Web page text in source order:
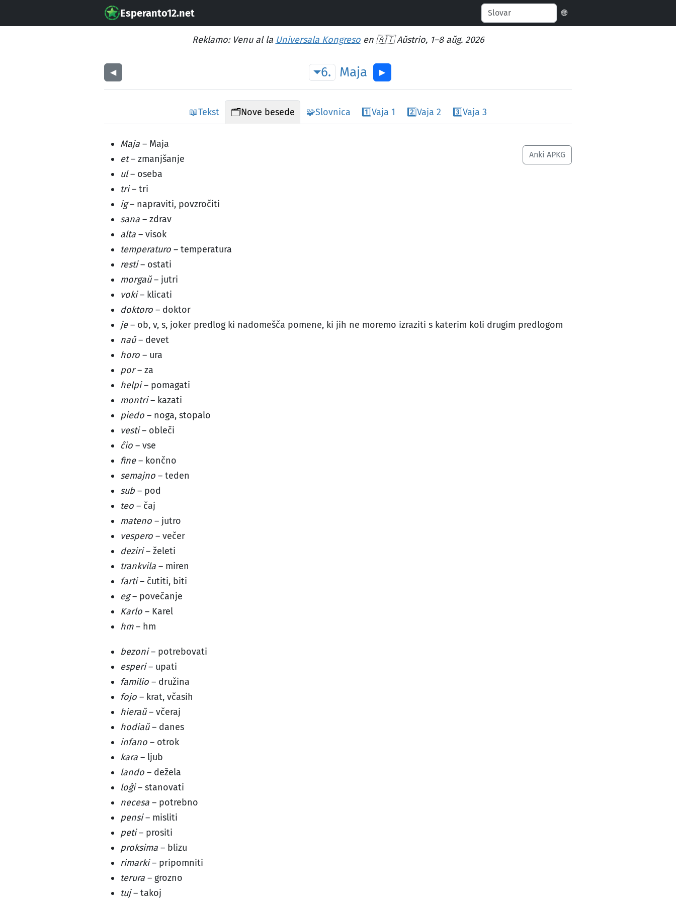
Esperanto12.net 🌐
Reklamo: Venu al la Universala Kongresoen 🇦🇹 Aŭstrio, 1–8 aŭg. 2026
◀︎ 6. Maja ▶︎
📖Tekst 🗂️Nove besede 🧩Slovnica 1️⃣Vaja 1 2️⃣Vaja 2 3️⃣Vaja 3
Anki APKG
Maja – Maja
et– zmanjšanje
ul– oseba
tri– tri
ig– napraviti, povzročiti
sana – zdrav
alta – visok
temperaturo – temperatura
resti– ostati
morgaŭ– jutri
voki– klicati
doktoro – doktor
je– ob, v, s, joker predlog ki nadomešča pomene, ki jih ne moremo izraziti s katerim koli drugim predlogom
naŭ– devet
horo – ura
por– za
helpi– pomagati
montri– kazati
piedo – noga, stopalo
vesti– obleči
ĉio – vse
fine– končno
semajno – teden
sub – pod
teo – čaj
mateno – jutro
vespero – večer
deziri– želeti
trankvila – miren
farti– čutiti, biti
eg– povečanje
Karlo – Karel
hm– hm
bezoni– potrebovati
esperi– upati
familio – družina
fojo – krat, včasih
hieraŭ– včeraj
hodiaŭ– danes
infano – otrok
kara – ljub
lando – dežela
loĝi– stanovati
necesa – potrebno
pensi– misliti
peti– prositi
proksima – blizu
rimarki– pripomniti
terura – grozno
tuj– takoj